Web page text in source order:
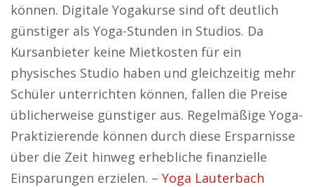
können. Digitale Yogakurse sind oft deutlich
günstiger als Yoga-Stunden in Studios. Da
Kursanbieter keine Mietkosten für ein
physisches Studio haben und gleichzeitig mehr
Schüler unterrichten können, fallen die Preise
üblicherweise günstiger aus. Regelmäßige Yoga-
Praktizierende können durch diese Ersparnisse
über die Zeit hinweg erhebliche finanzielle
Einsparungen erzielen. – Yoga Lauterbach